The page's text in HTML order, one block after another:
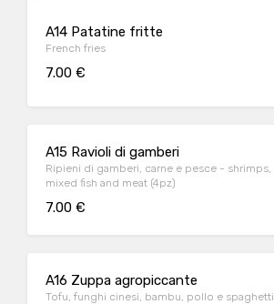
A14 Patatine fritte
French fries
7.00 €
A15 Ravioli di gamberi
Ripieni di gamberi, carne e pesce - shrimps,
mixed fish and meat (4pz)
7.00 €
A16 Zuppa agropiccante
Tofu, funghi cinesi, bambu, pollo e spaghetti